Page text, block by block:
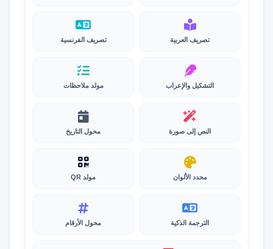
تصريف العربية تصريف الفرنسية
التشكيل والإعراب مولد ملاحظات
النص إلى صورة محول التاريخ
محدد الألوان مولد QR
الترجمة الذكية محول الأرقام